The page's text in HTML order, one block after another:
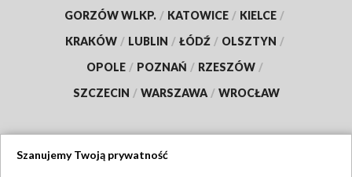
GORZÓW WLKP. / KATOWICE / KIELCE /
KRAKÓW / LUBLIN / ŁÓDŹ / OLSZTYN /
OPOLE / POZNAŃ / RZESZÓW /
SZCZECIN / WARSZAWA / WROCŁAW
Szanujemy Twoją prywatność